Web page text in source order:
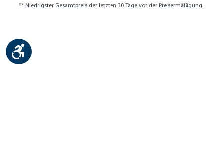
** Niedrigster Gesamtpreis der letzten 30 Tage vor der Preisermäßigung.
Werkzeugleiste anzeigen